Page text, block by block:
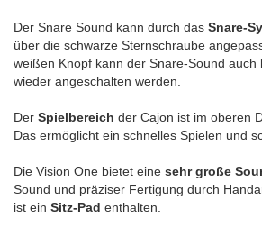
Der Snare Sound kann durch das Snare-
über die schwarze Sternschraube
weißen Knopf kann der Snare-Sound auch
wieder angeschalten werden.
Der Spielbereich der Cajon ist im oberen
Das ermöglicht ein schnelles Spielen und
Die Vision One bietet eine sehr große
Sound und präziser Fertigung durch
ist ein Sitz-Pad enthalten.